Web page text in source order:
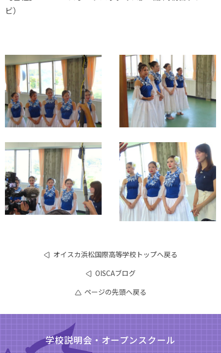
ビ）
OISCAブログ
オイスカ浜松国際高等学校トップへ戻る
ページの先頭へ戻る
学校説明会・オープンスクール